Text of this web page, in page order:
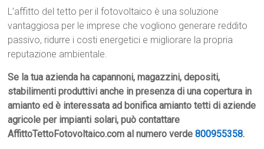
L’affitto del tetto per il fotovoltaico è una soluzione
vantaggiosa per le imprese che vogliono generare reddito
passivo, ridurre i costi energetici e migliorare la propria
reputazione ambientale.
Se la tua azienda ha capannoni, magazzini, depositi,
stabilimenti produttivi anche in presenza di una copertura in
amianto ed è interessata ad bonifica amianto tetti di aziende
agricole per impianti solari, può contattare
AffittoTettoFotovoltaico.com al numero verde800955358.